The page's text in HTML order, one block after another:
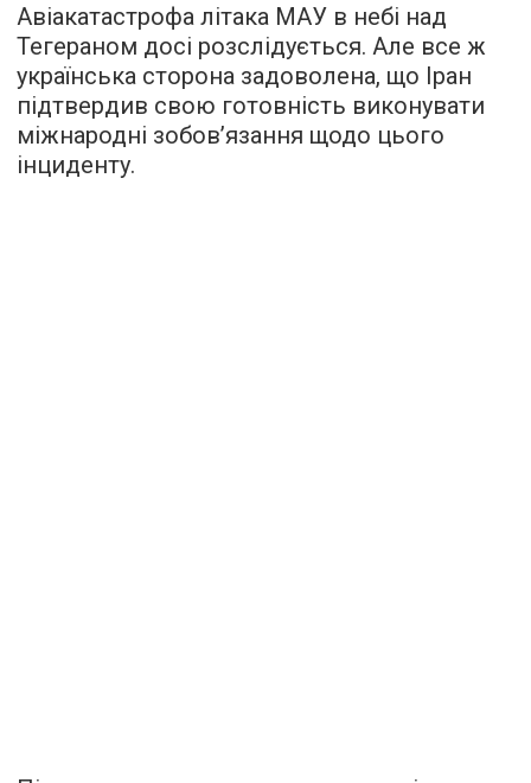
Авіакатастрофа літака МАУ в небі над
Тегераном досі розслідується. Але все ж
українська сторона задоволена, що Іран
підтвердив свою готовність виконувати
міжнародні зобов’язання щодо цього
інциденту.